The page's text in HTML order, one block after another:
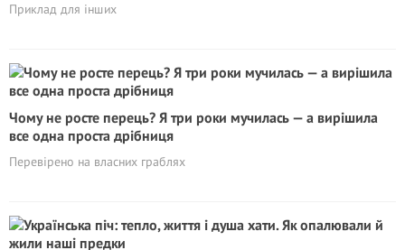
Приклад для інших
Чому не росте перець? Я три роки мучилась — а вирішила
все одна проста дрібниця
Перевірено на власних граблях